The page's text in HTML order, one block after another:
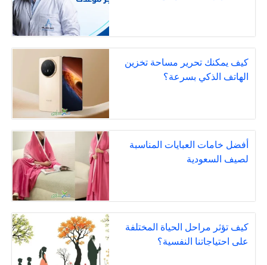
كيف يمكنك تحرير مساحة تخزين
الهاتف الذكي بسرعة؟
أفضل خامات العبايات المناسبة
لصيف السعودية
كيف تؤثر مراحل الحياة المختلفة
على احتياجاتنا النفسية؟